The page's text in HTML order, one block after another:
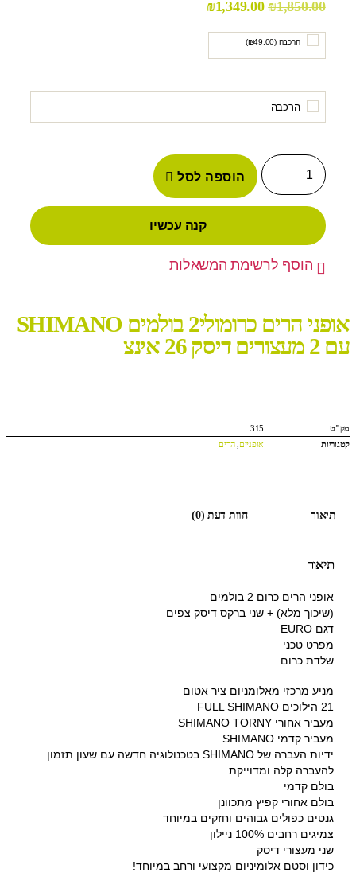
₪1,850.00
₪1,349.00
הרכבה ( ₪49.00
)
הרכבה
הוספה לסל
קנה עכשיו
הוסף לרשימת המשאלות
אופני הרים כרומולי2 בולמים SHIMANO
עם 2 מעצורים דיסק 26 אינצ
מק"ט
315
קטגוריות
אופניים ,הרים
תיאור חוות דעת (0)
תיאור
אופני הרים כרום 2 בולמים
(שיכוך מלא) + שני ברקס דיסק צפים
דגם EURO
מפרט טכני
שלדת כרום
מניע מרכזי מאלומניום ציר אטום
21 הילוכים FULL SHIMANO
מעביר אחורי SHIMANO TORNY
מעביר קדמי SHIMANO
ידיות העברה של SHIMANO בטכנולוגיה חדשה עם שעון תזמון
להעברה קלה ומדוייקת
בולם קדמי
בולם אחורי קפיץ מתכוונן
גנטים כפולים גבוהים וחזקים במיוחד
צמיגים רחבים 100% ניילון
שני מעצורי דיסק
כידון וסטם אלומיניום מקצועי ורחב במיוחד!